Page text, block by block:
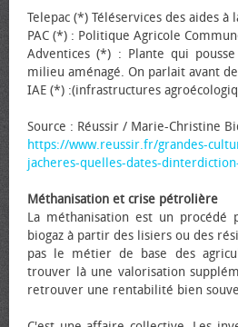
Telepac (*) Téléservices des aides à
PAC (*) : Politique Agricole
Adventices (*) : Plante qui
milieu aménagé. On parlait avant
IAE (*) :(infrastructures
Source : Réussir / Marie-Christine
https://www.reussir.fr/grandes-
jacheres-quelles-dates-
Méthanisation et crise pétrolière
La méthanisation est un procédé
biogaz à partir des lisiers ou des
pas le métier de base des
trouver là une valorisation
retrouver une rentabilité bien